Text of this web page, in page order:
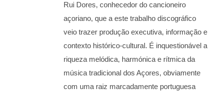
Rui Dores, conhecedor do cancioneiro
açoriano, que a este trabalho discográfico
veio trazer produção executiva, informação e
contexto histórico-cultural. É inquestionável a
riqueza melódica, harmónica e rítmica da
música tradicional dos Açores, obviamente
com uma raiz marcadamente portuguesa